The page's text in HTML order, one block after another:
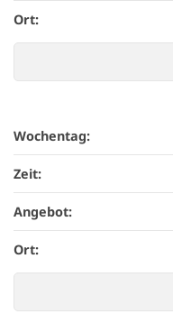
Ort:
Wochentag:
Zeit:
Angebot:
Ort: